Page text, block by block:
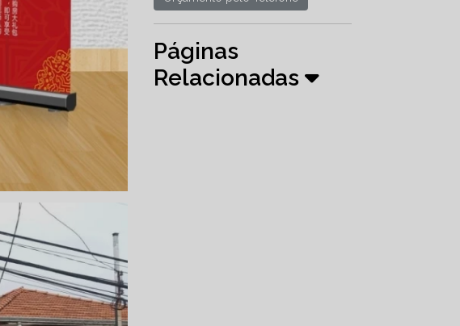
Páginas
Relacionadas